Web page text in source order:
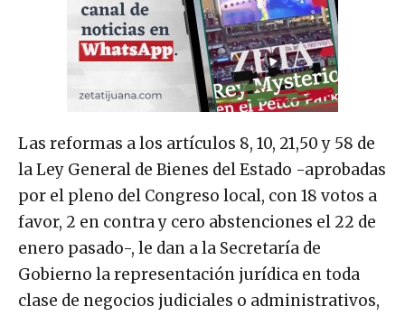
Las reformas a los artículos 8, 10, 21,50 y 58 de
la Ley General de Bienes del Estado -aprobadas
por el pleno del Congreso local, con 18 votos a
favor, 2 en contra y cero abstenciones el 22 de
enero pasado-, le dan a la Secretaría de
Gobierno la representación jurídica en toda
clase de negocios judiciales o administrativos,